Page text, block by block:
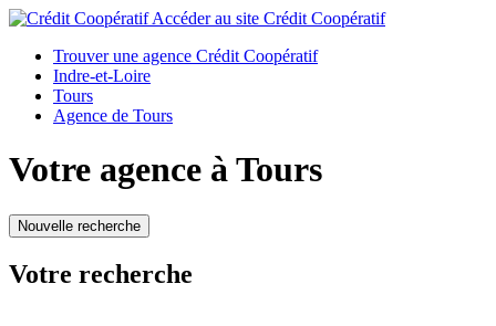
Accéder au site Crédit Coopératif
Trouver une agence Crédit Coopératif
Indre-et-Loire
Tours
Agence de Tours
Votre agence àTours
Nouvelle recherche
Votre recherche